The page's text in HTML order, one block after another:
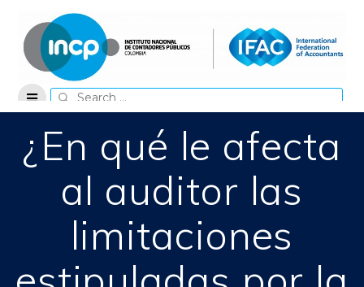
content
Search
for:
¿En qué le afecta
al auditor las
limitaciones